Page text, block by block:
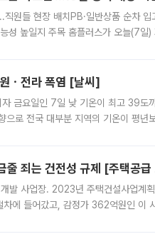
원들 현장 배치PB·일반상품 순차 입
성 높일지 주목 홈플러스가 오늘(7일
ㆍ전라 폭염 [날씨]
자 금요일인 7일 낮 기온이 최고 39도
으로 전국 대부분 지역의 기온이 평
줄 죄는 건전성 규제 [주택공
발 사업장. 2023년 주택건설사업계
차에 들어갔고, 감정가 362억원인 이